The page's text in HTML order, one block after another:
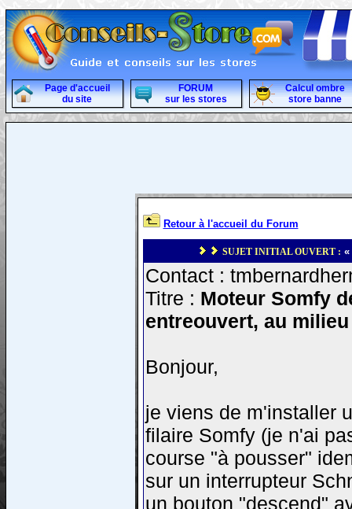
Page d'accueil
du site
FORUM
sur les stores
Calcul ombre
store banne
Retour à l'accueil du Forum
SUJET INITIAL OUVERT : «
Contact :
Titre : Moteur Somfy
entreouvert, au milieu
Bonjour,
je viens de m'installer
filaire Somfy (je n'ai
course "à pousser"
sur un interrupteur
un bouton "descend"